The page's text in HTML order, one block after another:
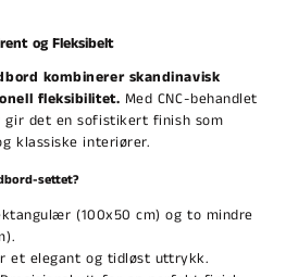
og Fleksibelt
kombinerer skandinavisk
fleksibilitet. Med CNC-behandlet
gir det en sofistikert finish som
klassiske interiører.
settet?
(100x50 cm) og to mindre
et elegant og tidløst uttrykk.